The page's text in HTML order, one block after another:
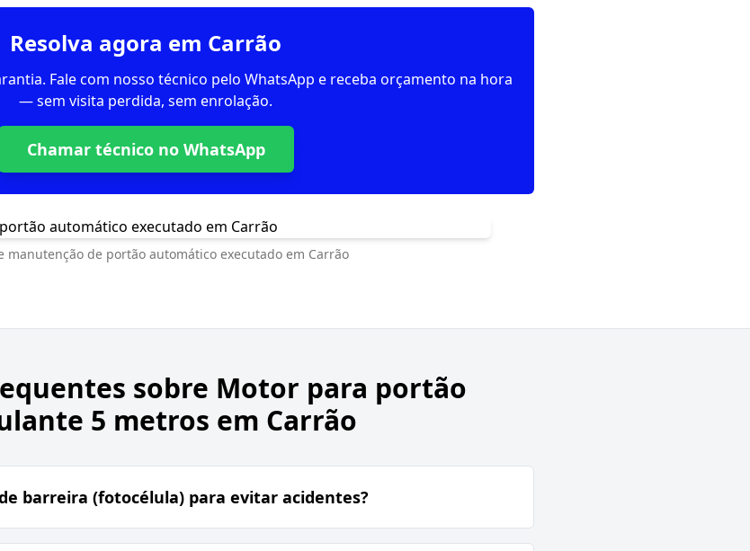
Resolva agora em Carrão
Fale com nosso técnico pelo WhatsApp e receba orçamento na hora
— sem visita perdida, sem enrolação.
Chamar técnico no WhatsApp
manutenção de portão automático executado em Carrão
sobre Motor para portão
5 metros em Carrão
barreira (fotocélula) para evitar acidentes?